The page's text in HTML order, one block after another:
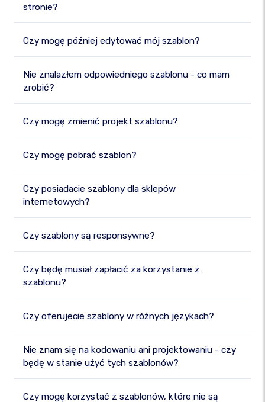
stronie?
Czy mogę później edytować mój szablon?
Nie znalazłem odpowiedniego szablonu - co mam
zrobić?
Czy mogę zmienić projekt szablonu?
Czy mogę pobrać szablon?
Czy posiadacie szablony dla sklepów
internetowych?
Czy szablony są responsywne?
Czy będę musiał zapłacić za korzystanie z
szablonu?
Czy oferujecie szablony w różnych językach?
Nie znam się na kodowaniu ani projektowaniu - czy
będę w stanie użyć tych szablonów?
Czy mogę korzystać z szablonów, które nie są